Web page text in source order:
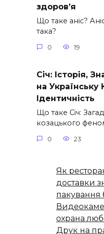
здоров’я
Що таке аніс?
така?
0 19
Січ: Історія,
на Українську
Ідентичність
Що таке Січ:
козацького
0 23
Як
доставки
пакування
охрана
Друк на